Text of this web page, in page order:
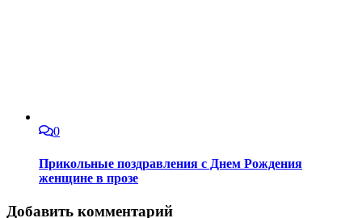
0
Прикольные поздравления с Днем Рождения
женщине в прозе
Добавить комментарий